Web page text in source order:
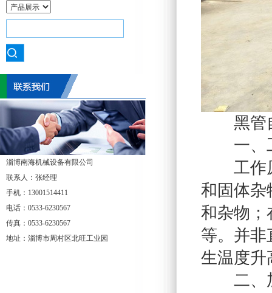
黑管自
一、
工作原
和固体杂
和杂物；
等。并非
生温度升
二、
淄博南海机械设备有限公司
联系人：张经理
手机：13001514411
电话：0533-6230567
传真：0533-6230567
地址：淄博市周村区北旺工业园